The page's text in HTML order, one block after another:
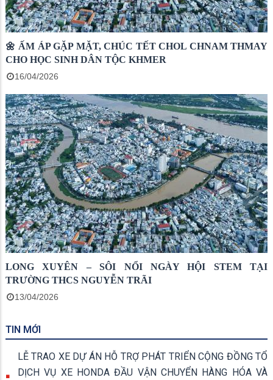
🌼 ẤM ÁP GẶP MẶT, CHÚC TẾT CHOL CHNAM THMAY
CHO HỌC SINH DÂN TỘC KHMER
16/04/2026
LONG XUYÊN – SÔI NỔI NGÀY HỘI STEM TẠI
TRƯỜNG THCS NGUYỄN TRÃI
13/04/2026
TIN MỚI
LỄ TRAO XE DỰ ÁN HỖ TRỢ PHÁT TRIỂN CỘNG ĐỒNG TỔ
DỊCH VỤ XE HONDA ĐẦU VẬN CHUYỂN HÀNG HÓA VÀ